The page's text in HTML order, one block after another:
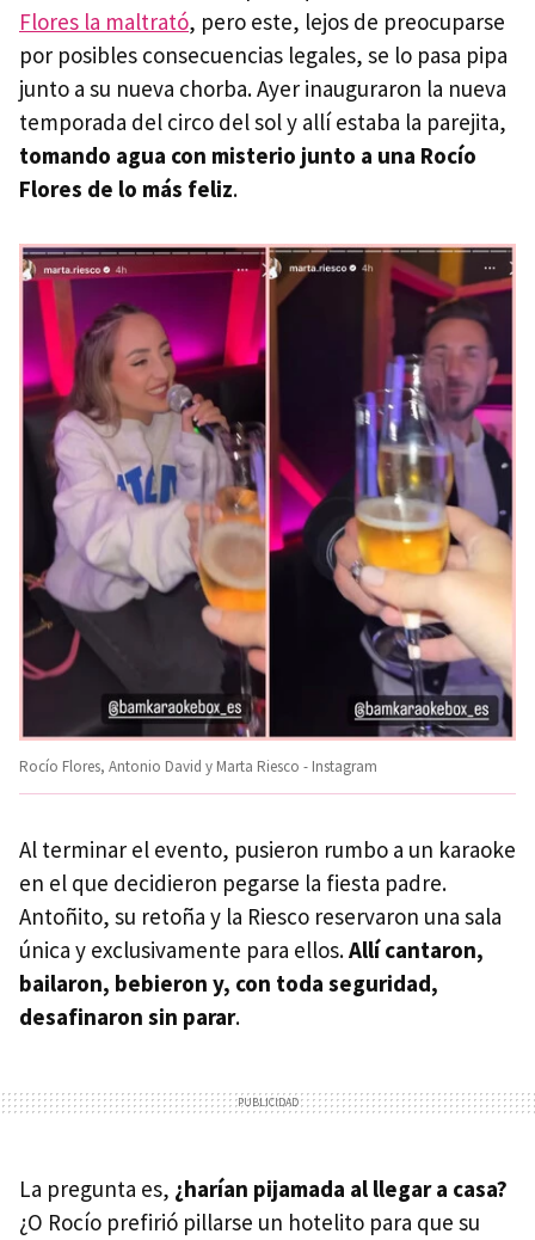
Flores la maltrató, pero este, lejos de preocuparse
por posibles consecuencias legales, se lo pasa pipa
junto a su nueva chorba. Ayer inauguraron la nueva
temporada del circo del sol y allí estaba la parejita,
tomando agua con misterio junto a una Rocío
Flores de lo más feliz.
Rocío Flores, Antonio David y Marta Riesco - Instagram
Al terminar el evento, pusieron rumbo a un karaoke
en el que decidieron pegarse la fiesta padre.
Antoñito, su retoña y la Riesco reservaron una sala
única y exclusivamente para ellos.Allí cantaron,
bailaron, bebieron y, con toda seguridad,
desafinaron sin parar.
La pregunta es, ¿harían pijamada al llegar a casa?
¿O Rocío prefirió pillarse un hotelito para que su